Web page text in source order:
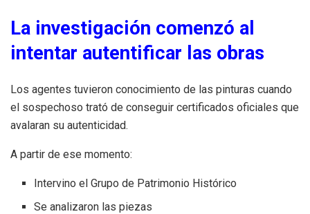
La investigación comenzó al
intentar autentificar las obras
Los agentes tuvieron conocimiento de las pinturas cuando
el sospechoso trató de conseguir certificados oficiales que
avalaran su autenticidad.
A partir de ese momento:
Intervino el Grupo de Patrimonio Histórico
Se analizaron las piezas